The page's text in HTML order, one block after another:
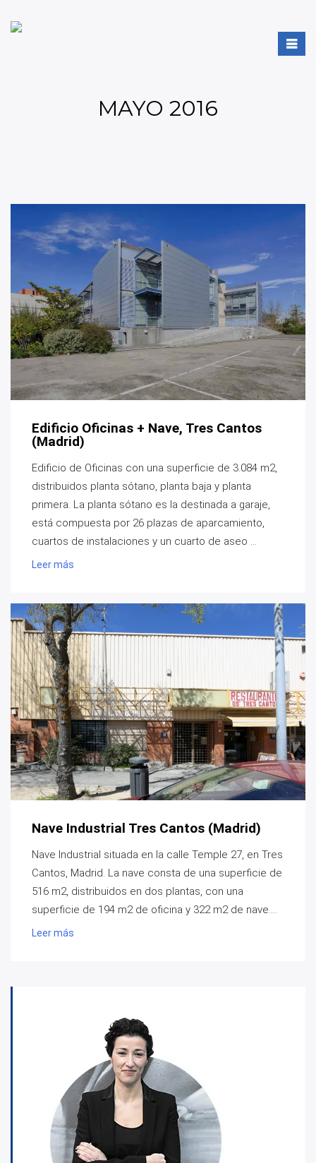
MAYO 2016
Edificio Oficinas + Nave, Tres Cantos
(Madrid)
Edificio de Oficinas con una superficie de 3.084 m2,
distribuidos planta sótano, planta baja y planta
primera. La planta sótano es la destinada a garaje,
está compuesta por 26 plazas de aparcamiento,
cuartos de instalaciones y un cuarto de aseo ...
Leer más
Nave Industrial Tres Cantos (Madrid)
Nave Industrial situada en la calle Temple 27, en Tres
Cantos, Madrid. La nave consta de una superficie de
516 m2, distribuidos en dos plantas, con una
superficie de 194 m2 de oficina y 322 m2 de nave....
Leer más